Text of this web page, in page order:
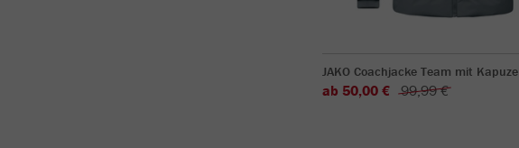
JAKO Coachjacke Team mit Kapuze
ab 50,00 € 99,99 €